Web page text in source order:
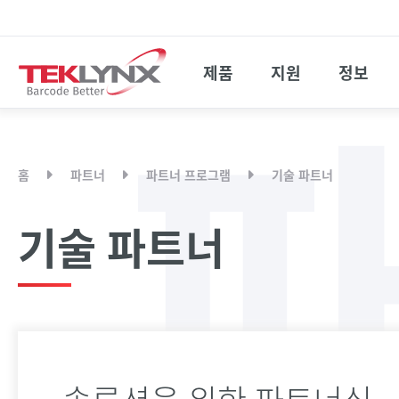
제품 지원 정보
홈 파트너 파트너 프로그램 기술 파트너
기술 파트너